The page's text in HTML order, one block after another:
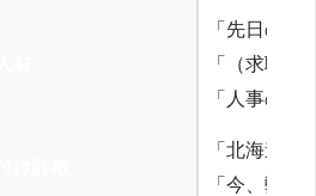
「先日の
「（求職
「人事の方
「北海道
「今、弊